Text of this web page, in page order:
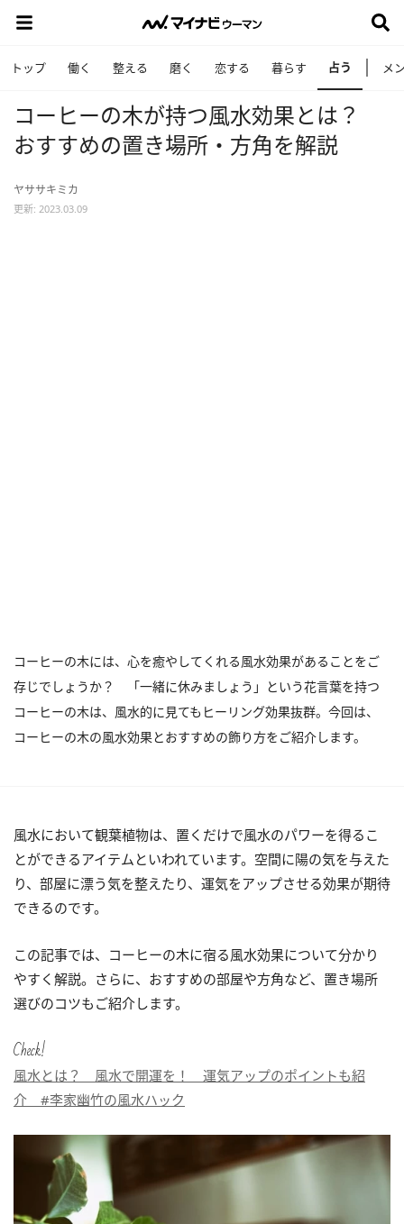
トップ 働く 整える 磨く 恋する 暮らす 占う メ
コーヒーの木が持つ風水効果とは？
おすすめの置き場所・方角を解説
ヤササキミカ
更新: 2023.03.09
コーヒーの木には、心を癒やしてくれる風水効果があることをご
存じでしょうか？ 「一緒に休みましょう」という花言葉を持つ
コーヒーの木は、風水的に見てもヒーリング効果抜群。今回は、
コーヒーの木の風水効果とおすすめの飾り方をご紹介します。
風水において観葉植物は、置くだけで風水のパワーを得るこ
とができるアイテムといわれています。空間に陽の気を与えた
り、部屋に漂う気を整えたり、運気をアップさせる効果が期待
できるのです。
この記事では、コーヒーの木に宿る風水効果について分かり
やすく解説。さらに、おすすめの部屋や方角など、置き場所
選びのコツもご紹介します。
Check!
風水とは？ 風水で開運を！ 運気アップのポイントも紹
介 #李家幽竹の風水ハック